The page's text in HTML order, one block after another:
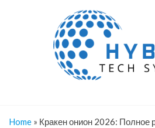
Home » Кракен онион 2026: Полное